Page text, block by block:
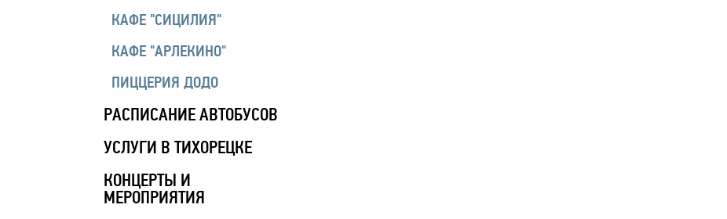
КАФЕ "СИЦИЛИЯ"
КАФЕ "АРЛЕКИНО"
ПИЦЦЕРИЯ ДОДО
РАСПИСАНИЕ АВТОБУСОВ
УСЛУГИ В ТИХОРЕЦКЕ
КОНЦЕРТЫ И
МЕРОПРИЯТИЯ